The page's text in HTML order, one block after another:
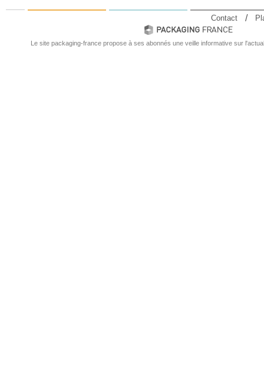
Le site packaging-france propose à ses abonnés une veille informative sur
Contact